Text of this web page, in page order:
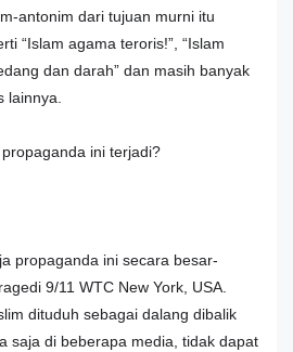
antonim dari tujuan murni itu
“Islam agama teroris!”, “Islam
dan darah” dan masih banyak
lainnya.
ini terjadi?
propaganda ini secara besar-
9/11 WTC New York, USA.
dituduh sebagai dalang dibalik
saja di beberapa media, tidak dapat